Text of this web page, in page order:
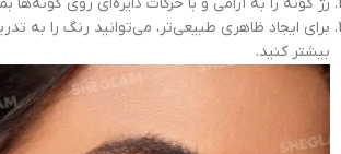
برای ایجاد ظاهری طبیعی‌تر، می‌توانید رنگ را به
بیشتر کنید.